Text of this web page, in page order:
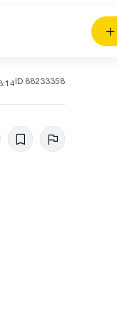
ID 88233358